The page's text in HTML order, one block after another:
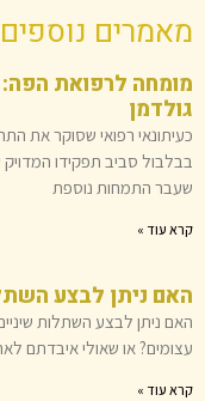
מאמרים נוספים
מומחה לרפואת
גולדמן
כעיתונאי רפואי שסוקר את
בבלבול סביב תפקידו
שעבר התמחות נוספת
קרא עוד »
האם ניתן לבצע
האם ניתן לבצע השתלות
עצומים? או שאולי איבדתם
קרא עוד »